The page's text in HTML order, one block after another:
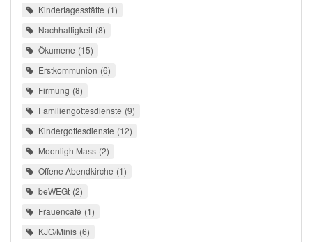
Kindertagesstätte 1
Nachhaltigkeit 8
Ökumene 15
Erstkommunion 6
Firmung 8
Familiengottesdienste 9
Kindergottesdienste 12
MoonlightMass 2
Offene Abendkirche 1
beWEGt 2
Frauencafé 1
KJG/Minis 6